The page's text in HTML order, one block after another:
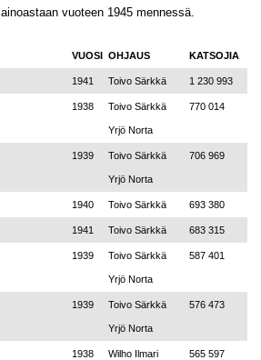
vuoteen 1945 mennessä.
VUOSI OHJAUS KATSOJIA
1941 Toivo Särkkä 1 230 993
1938 Toivo Särkkä
Yrjö Norta
770 014
1939 Toivo Särkkä
Yrjö Norta
706 969
1940 Toivo Särkkä 693 380
1941 Toivo Särkkä 683 315
1939 Toivo Särkkä
Yrjö Norta
587 401
1939 Toivo Särkkä
Yrjö Norta
576 473
1938 Wilho Ilmari 565 597